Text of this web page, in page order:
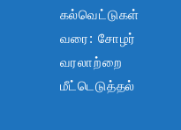
கல்வெட்டுகள்
வரை: சோழர்
வரலாற்றை
மீட்டெடுத்தல்